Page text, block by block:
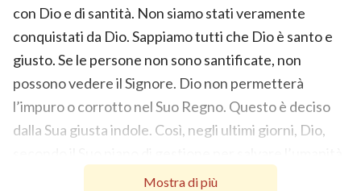
con Dio e di santità. Non siamo stati veramente
conquistati da Dio. Sappiamo tutti che Dio è santo e
giusto. Se le persone non sono santificate, non
possono vedere il Signore. Dio non permetterà
l’impuro o corrotto nel Suo Regno. Questo è deciso
dalla Sua giusta indole. Così, negli ultimi giorni, Dio,
ha eseguito la Sua opera di giudizio e castigo, per
Mostra di più